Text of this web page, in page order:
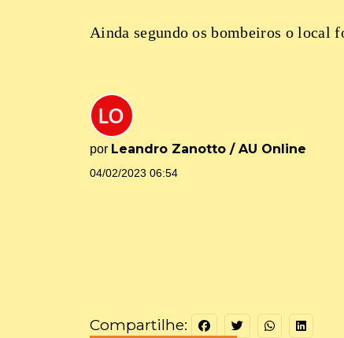
Ainda segundo os bombeiros o local
por Leandro Zanotto / AU Online
04/02/2023 06:54
Compartilhe: